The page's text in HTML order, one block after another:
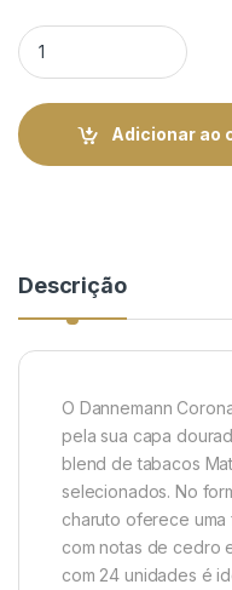
Dannemann Corona
Adicionar ao
Descrição
O Dannemann
pela sua capa
blend de tabacos
selecionados. No
charuto oferece uma
com notas de cedro
com 24 unidades é